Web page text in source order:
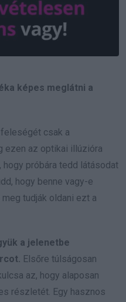
képes meglátni a
csak a
ezen az optikai illúzióra
próbára tedd látásodat
hogy benne vagy-e
tudják oldani ezt a
a jelenetbe
Elsőre túlságosan
az, hogy alaposan
részletét. Egy hasznos